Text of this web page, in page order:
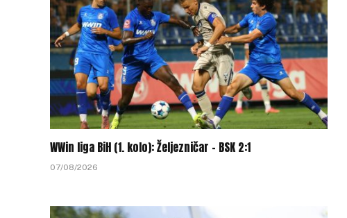
WWin liga BiH (1. kolo): Željezničar – BSK 2:1
07/08/2026